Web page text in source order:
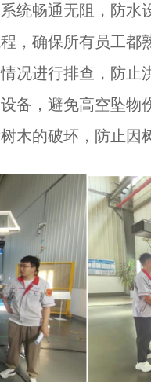
统畅通无阻，防水
，确保所有员工都
况进行排查，防止
备，避免高空坠物
木的破环，防止因